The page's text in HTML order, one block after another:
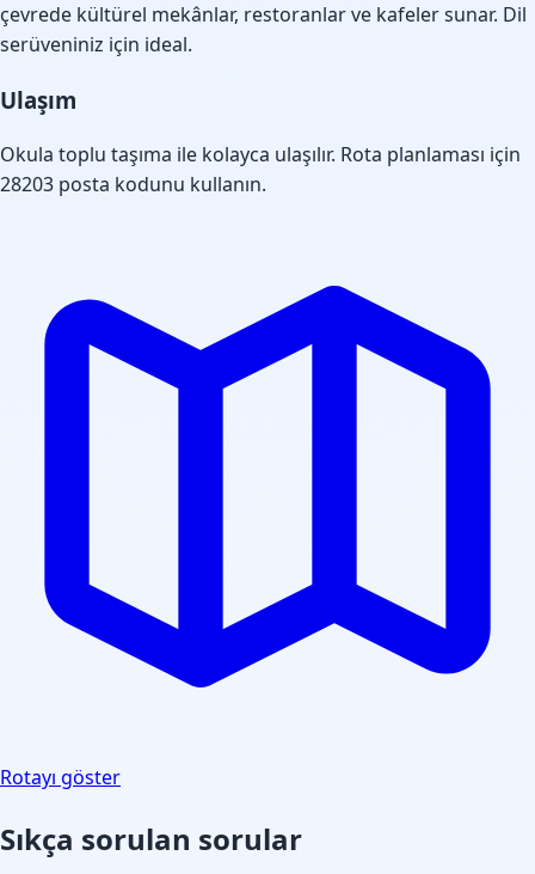
çevrede kültürel mekânlar, restoranlar ve kafeler sunar. Dil
serüveniniz için ideal.
Ulaşım
Okula toplu taşıma ile kolayca ulaşılır. Rota planlaması için
28203 posta kodunu kullanın.
Rotayı göster
Sıkça sorulan sorular